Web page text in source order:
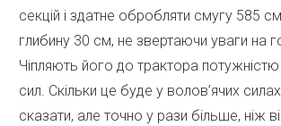
секцій і здатне обробляти смугу 585
глибину 30 см, не звертаючи уваги на
Чіпляють його до трактора потужністю
сил. Скільки це буде у волов’ячих
сказати, але точно у рази більше, ніж